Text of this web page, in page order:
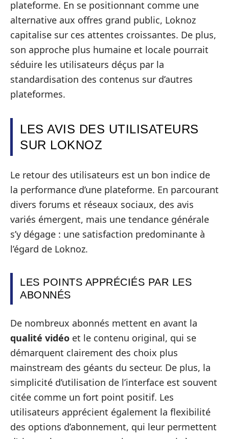
plateforme. En se positionnant comme une
alternative aux offres grand public, Loknoz
capitalise sur ces attentes croissantes. De plus,
son approche plus humaine et locale pourrait
séduire les utilisateurs déçus par la
standardisation des contenus sur d’autres
plateformes.
LES AVIS DES UTILISATEURS
SUR LOKNOZ
Le retour des utilisateurs est un bon indice de
la performance d’une plateforme. En parcourant
divers forums et réseaux sociaux, des avis
variés émergent, mais une tendance générale
s’y dégage : une satisfaction predominante à
l’égard de Loknoz.
LES POINTS APPRÉCIÉS PAR LES
ABONNÉS
De nombreux abonnés mettent en avant la
qualité vidéo et le contenu original, qui se
démarquent clairement des choix plus
mainstream des géants du secteur. De plus, la
simplicité d’utilisation de l’interface est souvent
citée comme un fort point positif. Les
utilisateurs apprécient également la flexibilité
des options d’abonnement, qui leur permettent